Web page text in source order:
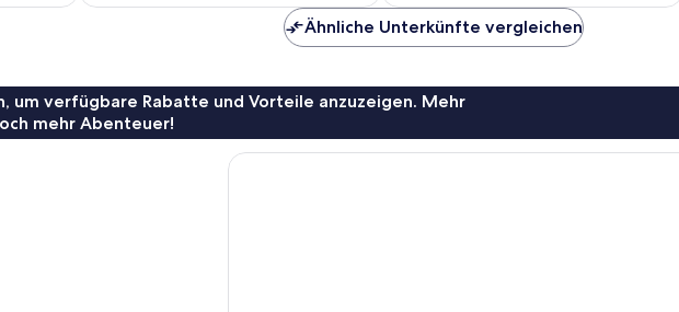
Ähnliche Unterkünfte vergleichen
um verfügbare Rabatte und Vorteile anzuzeigen. Mehr
mehr Abenteuer!